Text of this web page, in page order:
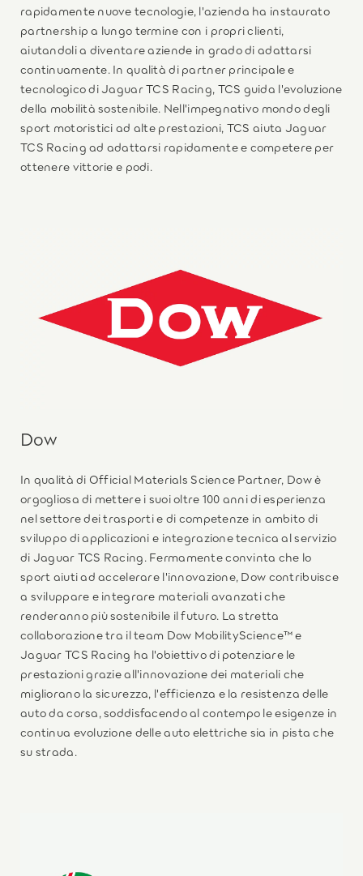
rapidamente nuove tecnologie, l'azienda ha instaurato
partnership a lungo termine con i propri clienti,
aiutandoli a diventare aziende in grado di adattarsi
continuamente. In qualità di partner principale e
tecnologico di Jaguar TCS Racing, TCS guida l'evoluzione
della mobilità sostenibile. Nell'impegnativo mondo degli
sport motoristici ad alte prestazioni, TCS aiuta Jaguar
TCS Racing ad adattarsi rapidamente e competere per
ottenere vittorie e podi.
Dow
In qualità di Official Materials Science Partner, Dow è
orgogliosa di mettere i suoi oltre 100 anni di esperienza
nel settore dei trasporti e di competenze in ambito di
sviluppo di applicazioni e integrazione tecnica al servizio
di Jaguar TCS Racing. Fermamente convinta che lo
sport aiuti ad accelerare l'innovazione, Dow contribuisce
a sviluppare e integrare materiali avanzati che
renderanno più sostenibile il futuro. La stretta
collaborazione tra il team Dow MobilityScience™ e
Jaguar TCS Racing ha l'obiettivo di potenziare le
prestazioni grazie all'innovazione dei materiali che
migliorano la sicurezza, l'efficienza e la resistenza delle
auto da corsa, soddisfacendo al contempo le esigenze in
continua evoluzione delle auto elettriche sia in pista che
su strada.